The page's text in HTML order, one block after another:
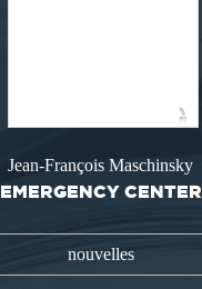
Jean-François Maschinsky
EMERGENCY CENTER
nouvelles